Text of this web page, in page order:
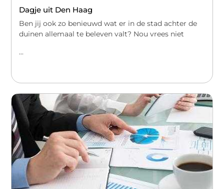
Dagje uit Den Haag
Ben jij ook zo benieuwd wat er in de stad achter de
duinen allemaal te beleven valt? Nou vrees niet
...